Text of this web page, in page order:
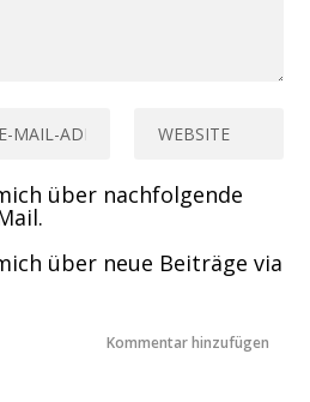
über nachfolgende
über neue Beiträge via